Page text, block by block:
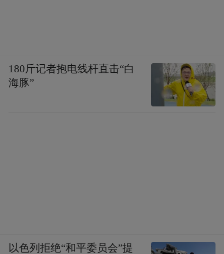
180斤记者抱电线杆直击“白
海豚”
以色列拒绝“和平委员会”提